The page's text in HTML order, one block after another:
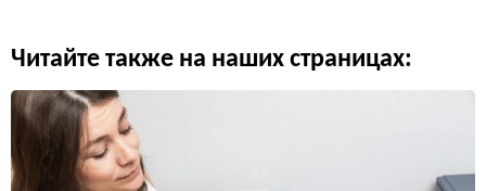
Читайте также на наших страницах: